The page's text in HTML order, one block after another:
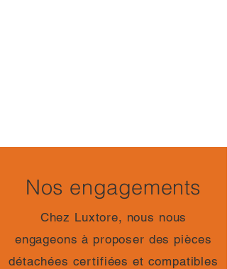
Nos engagements
Chez Luxtore, nous nous
engageons à proposer des pièces
détachées certifiées et compatibles